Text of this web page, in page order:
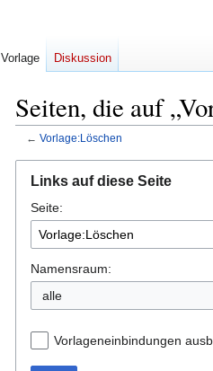
Seiten, die auf
← Vorlage:Löschen
Navigation
springen
Suche
springen
Links auf diese Seite
Seite:
Namensraum:
alle
Vorlageneinbindungen
Vorlage Diskussion